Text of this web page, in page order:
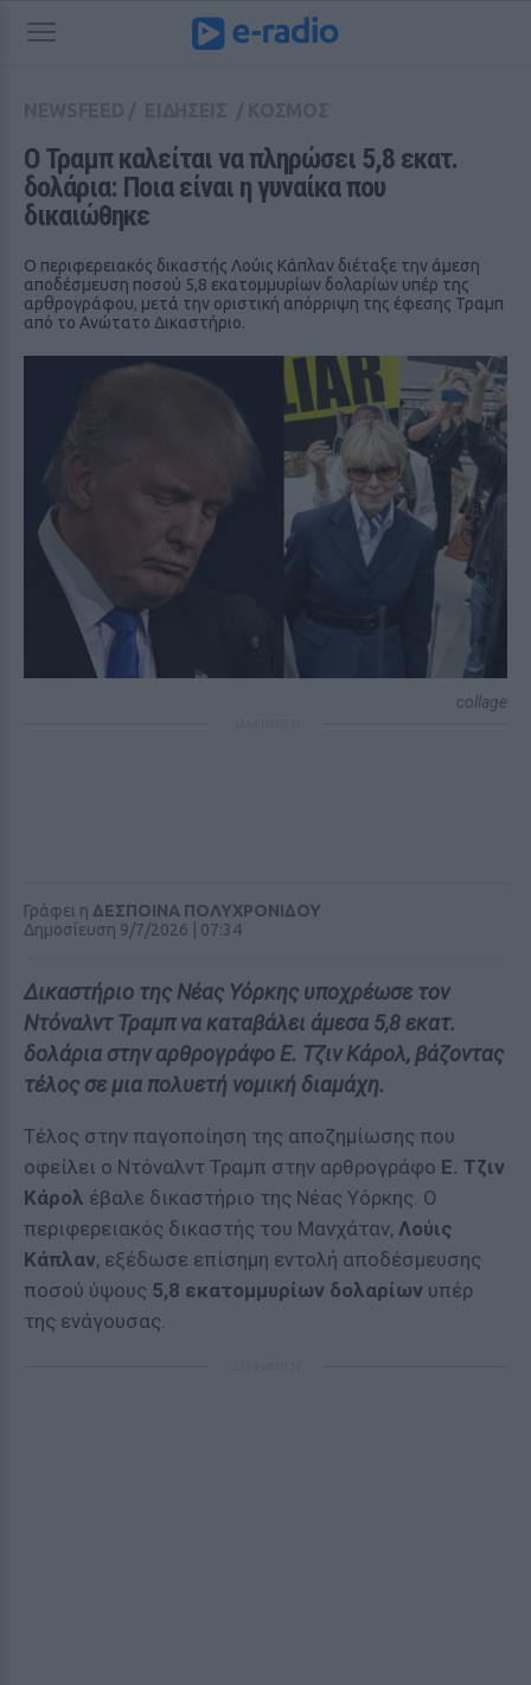
Ο Τραμπ καλείται να πληρώσει 5,8 εκατ.
δολάρια: Ποια είναι η γυναίκα που
δικαιώθηκε
Ο περιφερειακός δικαστής Λούις Κάπλαν διέταξε την άμεση
αποδέσμευση ποσού 5,8 εκατομμυρίων δολαρίων υπέρ της
αρθρογράφου, μετά την οριστική απόρριψη της έφεσης Τραμπ
από το Ανώτατο Δικαστήριο.
collage
Γράφει η ΔΕΣΠΟΙΝΑ ΠΟΛΥΧΡΟΝΙΔΟΥ
Δημοσίευση 9/7/2026 | 07:34
Δικαστήριο της Νέας Υόρκης υποχρέωσε τον
Ντόναλντ Τραμπ να καταβάλει άμεσα 5,8 εκατ.
δολάρια στην αρθρογράφο Ε. Τζιν Κάρολ, βάζοντας
τέλος σε μια πολυετή νομική διαμάχη.
Τέλος στην παγοποίηση της αποζημίωσης που
οφείλει ο Ντόναλντ Τραμπ στην αρθρογράφο Ε. Τζιν
Κάρολ έβαλε δικαστήριο της Νέας Υόρκης. Ο
περιφερειακός δικαστής του Μανχάταν, Λούις
Κάπλαν, εξέδωσε επίσημη εντολή αποδέσμευσης
ποσού ύψους 5,8 εκατομμυρίων δολαρίων υπέρ
της ενάγουσας.